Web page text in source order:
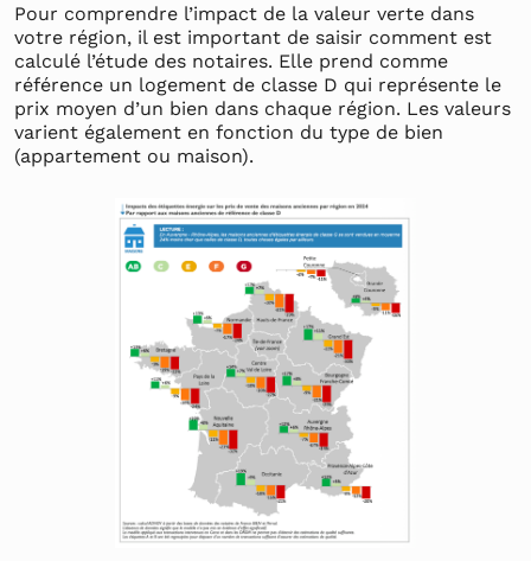
Pour comprendre l’impact de la valeur verte dans
votre région, il est important de saisir comment est
calculé l’étude des notaires. Elle prend comme
référence un logement de classe D qui représente le
prix moyen d’un bien dans chaque région. Les valeurs
varient également en fonction du type de bien
(appartement ou maison).